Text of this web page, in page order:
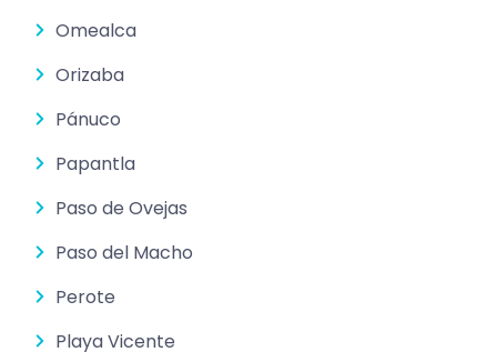
Omealca
Orizaba
Pánuco
Papantla
Paso de Ovejas
Paso del Macho
Perote
Playa Vicente